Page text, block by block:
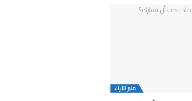
منبر الآراء